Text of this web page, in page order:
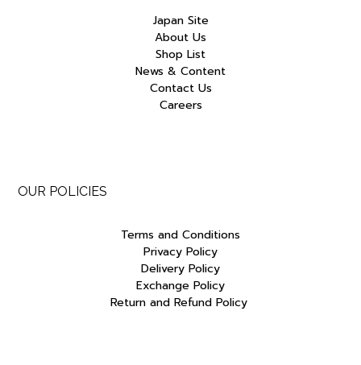
Japan Site
About Us
Shop List
News & Content
Contact Us
Careers
OUR POLICIES
Terms and Conditions
Privacy Policy
Delivery Policy
Exchange Policy
Return and Refund Policy